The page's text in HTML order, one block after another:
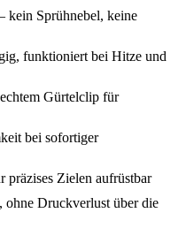
kein Sprühnebel, keine
funktioniert bei Hitze und
Gürtelclip für
bei sofortiger
Zielen aufrüstbar
ohne Druckverlust über die